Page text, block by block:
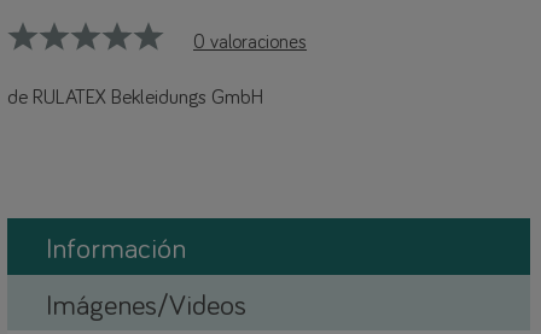
0 valoraciones
de RULATEX Bekleidungs GmbH
Información
Imágenes/Videos